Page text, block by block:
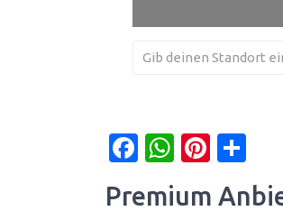
Facebook
Premium